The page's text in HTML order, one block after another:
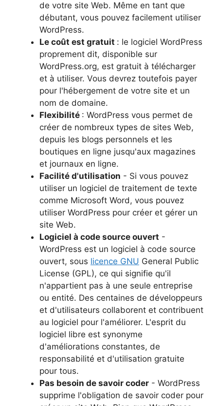
de votre site Web. Même en tant que
débutant, vous pouvez facilement utiliser
WordPress.
Le coût est gratuit : le logiciel WordPress
proprement dit, disponible sur
WordPress.org, est gratuit à télécharger
et à utiliser. Vous devrez toutefois payer
pour l'hébergement de votre site et un
nom de domaine.
Flexibilité : WordPress vous permet de
créer de nombreux types de sites Web,
depuis les blogs personnels et les
boutiques en ligne jusqu'aux magazines
et journaux en ligne.
Facilité d'utilisation - Si vous pouvez
utiliser un logiciel de traitement de texte
comme Microsoft Word, vous pouvez
utiliser WordPress pour créer et gérer un
site Web.
Logiciel à code source ouvert -
WordPress est un logiciel à code source
ouvert, sous licence GNU General Public
License (GPL), ce qui signifie qu'il
n'appartient pas à une seule entreprise
ou entité. Des centaines de développeurs
et d'utilisateurs collaborent et contribuent
au logiciel pour l'améliorer. L'esprit du
logiciel libre est synonyme
d'améliorations constantes, de
responsabilité et d'utilisation gratuite
pour tous.
Pas besoin de savoir coder - WordPress
supprime l'obligation de savoir coder pour